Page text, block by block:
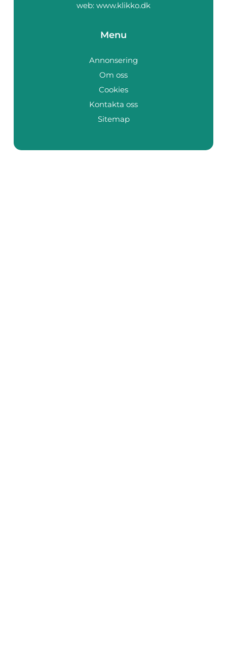
web: www.klikko.dk
Menu
Annonsering
Om oss
Cookies
Kontakta oss
Sitemap